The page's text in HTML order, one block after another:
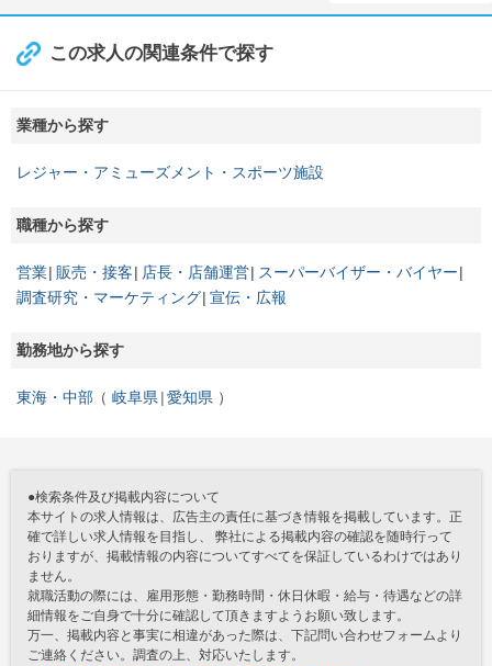
この求人の関連条件で探す
業種から探す
レジャー・アミューズメント・スポーツ施設
職種から探す
営業 販売・接客 店長・店舗運営 スーパーバイザー・バイヤー
調査研究・マーケティング 宣伝・広報
勤務地から探す
東海・中部 岐阜県 愛知県
●検索条件及び掲載内容について
本サイトの求人情報は、広告主の責任に基づき情報を掲載しています。正
確で詳しい求人情報を目指し、 弊社による掲載内容の確認を随時行って
おりますが、掲載情報の内容についてすべてを保証しているわけではあり
ません。
就職活動の際には、雇用形態・勤務時間・休日休暇・給与・待遇などの詳
細情報をご自身で十分に確認して頂きますようお願い致します。
万一、掲載内容と事実に相違があった際は、下記問い合わせフォームより
ご連絡ください。調査の上、対応いたします。